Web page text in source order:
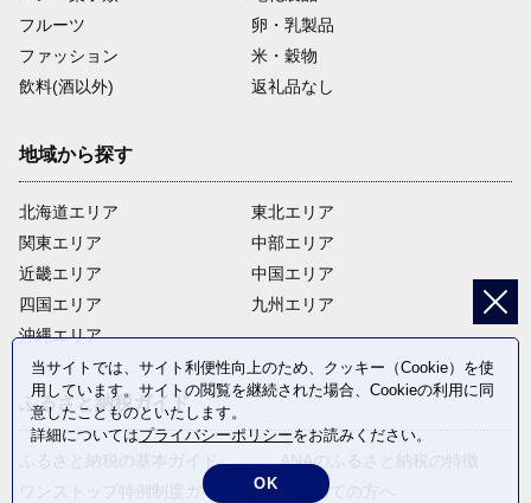
フルーツ
卵・乳製品
ファッション
米・穀物
飲料(酒以外)
返礼品なし
地域から探す
北海道エリア
関東エリア
近畿エリア
四国エリア
沖縄エリア
東北エリア
中部エリア
中国エリア
九州エリア
ふるさと納税ガイド
ふるさと納税の基本ガイド
ワンストップ特例制度ガイド
ANAのふるさと納税の特徴
はじめての方へ
当サイトでは、サイト利便性向上のため、クッキー（Cookie）を使
用しています。サイトの閲覧を継続された場合、Cookieの利用に同
意したことものといたします。
詳細についてはプライバシーポリシーをお読みください。
OK